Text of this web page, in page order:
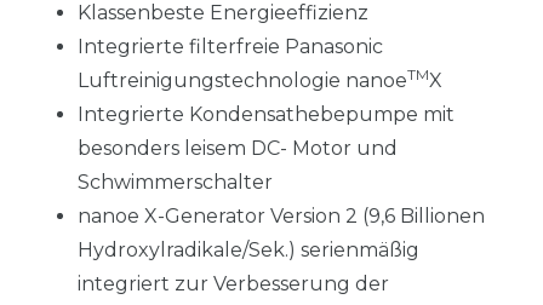
Klassenbeste Energieeffizienz
Integrierte filterfreie Panasonic
Luftreinigungstechnologie nanoeTMX
Integrierte Kondensathebepumpe mit
besonders leisem DC- Motor und
Schwimmerschalter
nanoe X-Generator Version 2 (9,6 Billionen
Hydroxylradikale/Sek.) serienmäßig
integriert zur Verbesserung der